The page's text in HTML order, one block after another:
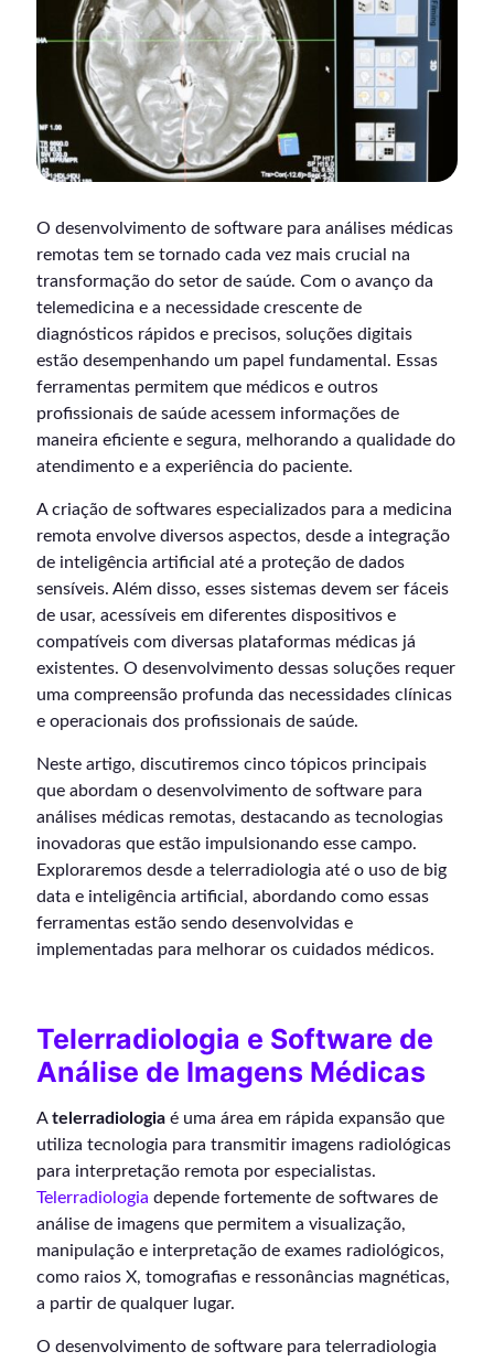
O desenvolvimento de software para análises médicas
remotas tem se tornado cada vez mais crucial na
transformação do setor de saúde. Com o avanço da
telemedicina e a necessidade crescente de
diagnósticos rápidos e precisos, soluções digitais
estão desempenhando um papel fundamental. Essas
ferramentas permitem que médicos e outros
profissionais de saúde acessem informações de
maneira eficiente e segura, melhorando a qualidade do
atendimento e a experiência do paciente.
A criação de softwares especializados para a medicina
remota envolve diversos aspectos, desde a integração
de inteligência artificial até a proteção de dados
sensíveis. Além disso, esses sistemas devem ser fáceis
de usar, acessíveis em diferentes dispositivos e
compatíveis com diversas plataformas médicas já
existentes. O desenvolvimento dessas soluções requer
uma compreensão profunda das necessidades clínicas
e operacionais dos profissionais de saúde.
Neste artigo, discutiremos cinco tópicos principais
que abordam o desenvolvimento de software para
análises médicas remotas, destacando as tecnologias
inovadoras que estão impulsionando esse campo.
Exploraremos desde a telerradiologia até o uso de big
data e inteligência artificial, abordando como essas
ferramentas estão sendo desenvolvidas e
implementadas para melhorar os cuidados médicos.
Telerradiologia e Software de
Análise de Imagens Médicas
Atelerradiologia é uma área em rápida expansão que
utiliza tecnologia para transmitir imagens radiológicas
para interpretação remota por especialistas.
Telerradiologia depende fortemente de softwares de
análise de imagens que permitem a visualização,
manipulação e interpretação de exames radiológicos,
como raios X, tomografias e ressonâncias magnéticas,
a partir de qualquer lugar.
O desenvolvimento de software para telerradiologia